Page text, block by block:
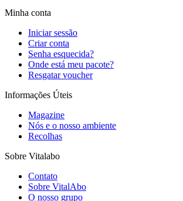
Minha conta
Iniciar sessão
Criar conta
Senha esquecida?
Onde está meu pacote?
Resgatar voucher
Informações Úteis
Magazine
Nós e o nosso ambiente
Recolhas
Sobre Vitalabo
Contato
Sobre VitalAbo
O nosso grupo